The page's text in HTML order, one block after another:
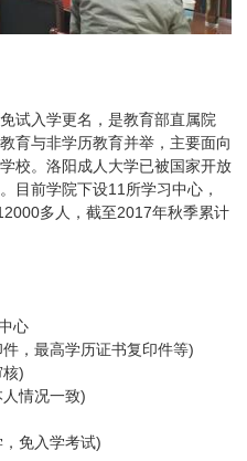
入学更名，是教育部直属院
育与非学历教育并举，主要面向
校。洛阳成人大学已被国家开放
目前学院下设11所学习中心，
多人，截至2017年秋季累计
心
，最高学历证书复印件等)
)
情况一致)
免入学考试)